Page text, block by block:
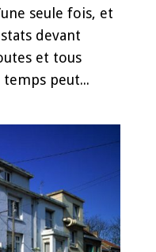
seule fois, et
devant
et tous
peut...